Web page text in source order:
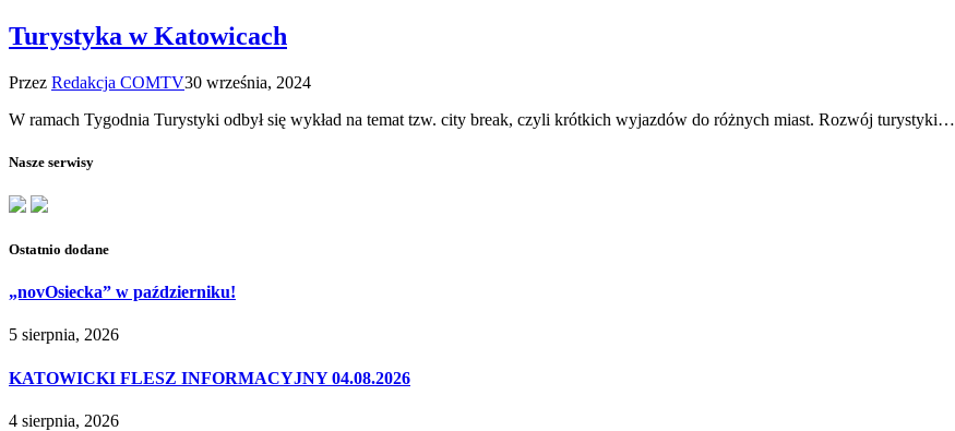
Turystyka w Katowicach
Przez Redakcja COMTV30 września, 2024
W ramach Tygodnia Turystyki odbył się wykład na temat tzw. city break, czyli krótkich wyjazdów do różnych miast. Rozwój turystyki…
Nasze serwisy
Ostatnio dodane
„novOsiecka” w październiku!
5 sierpnia, 2026
KATOWICKI FLESZ INFORMACYJNY 04.08.2026
4 sierpnia, 2026